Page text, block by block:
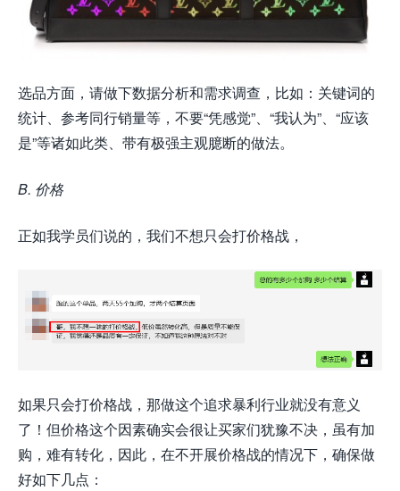
选品方面，请做下数据分析和需求调查，比如：关键词的
统计、参考同行销量等，不要“凭感觉”、“我认为”、“应该
是”等诸如此类、带有极强主观臆断的做法。
B. 价格
正如我学员们说的，我们不想只会打价格战，
如果只会打价格战，那做这个追求暴利行业就没有意义
了！但价格这个因素确实会很让买家们犹豫不决，虽有加
购，难有转化，因此，在不开展价格战的情况下，确保做
好如下几点：